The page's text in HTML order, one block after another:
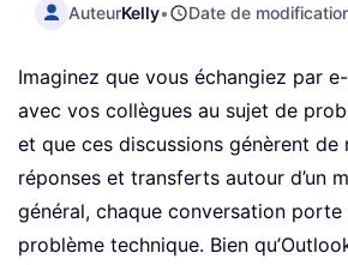
AuteurKelly• Date de
Imaginez que vous échangiez par
avec vos collègues au sujet de
et que ces discussions génèrent de
réponses et transferts autour d’un
général, chaque conversation porte
problème technique. Bien